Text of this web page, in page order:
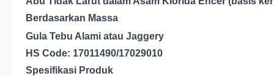
Berdasarkan Massa
Gula Tebu Alami atau Jaggery
HS Code: 17011490/17029010
Spesifikasi Produk